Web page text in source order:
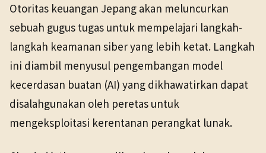
Sains & Teknologi 12 Mei 2026
TANGGAL SUMBER
12 Mei 2026
Otoritas keuangan Jepang akan meluncurkan
sebuah gugus tugas untuk mempelajari langkah-
langkah keamanan siber yang lebih ketat. Langkah
ini diambil menyusul pengembangan model
kecerdasan buatan (AI) yang dikhawatirkan dapat
disalahgunakan oleh peretas untuk
mengeksploitasi kerentanan perangkat lunak.